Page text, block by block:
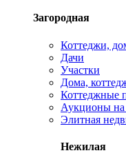
Загородная
Коттеджи,
Дачи
Участки
Дома,
Коттеджные
Аукционы на
Элитная
Нежилая